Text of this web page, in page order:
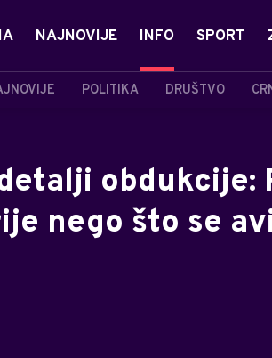
NAJNOVIJE INFO
POLITIKA DRUŠTVO
SPORT
obdukcije:
nego što se